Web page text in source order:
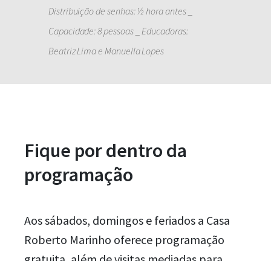
Distribuição de senhas: ½ hora antes _
Capacidade: 8 pessoas _ Educadoras:
Beatriz Lima e Manuella Lopes
Fique por dentro da
programação
Aos sábados, domingos e feriados a Casa
Roberto Marinho oferece programação